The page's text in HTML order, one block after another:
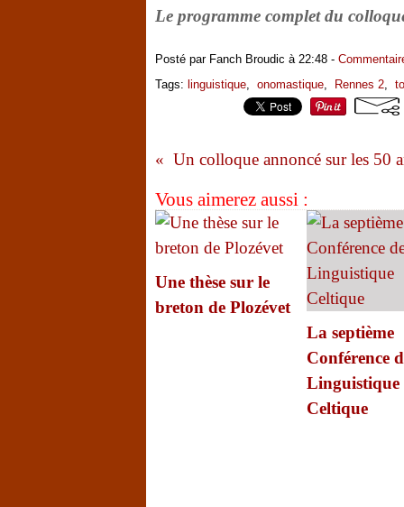
Le programme complet du
Posté par Fanch Broudic à 22:48 -
Tags: linguistique, onomastique, Rennes 2,
Un colloque annoncé sur les 50
Vous aimerez aussi :
Une thèse sur le
breton de Plozévet
La septième
Conférence
Linguistique
Celtique